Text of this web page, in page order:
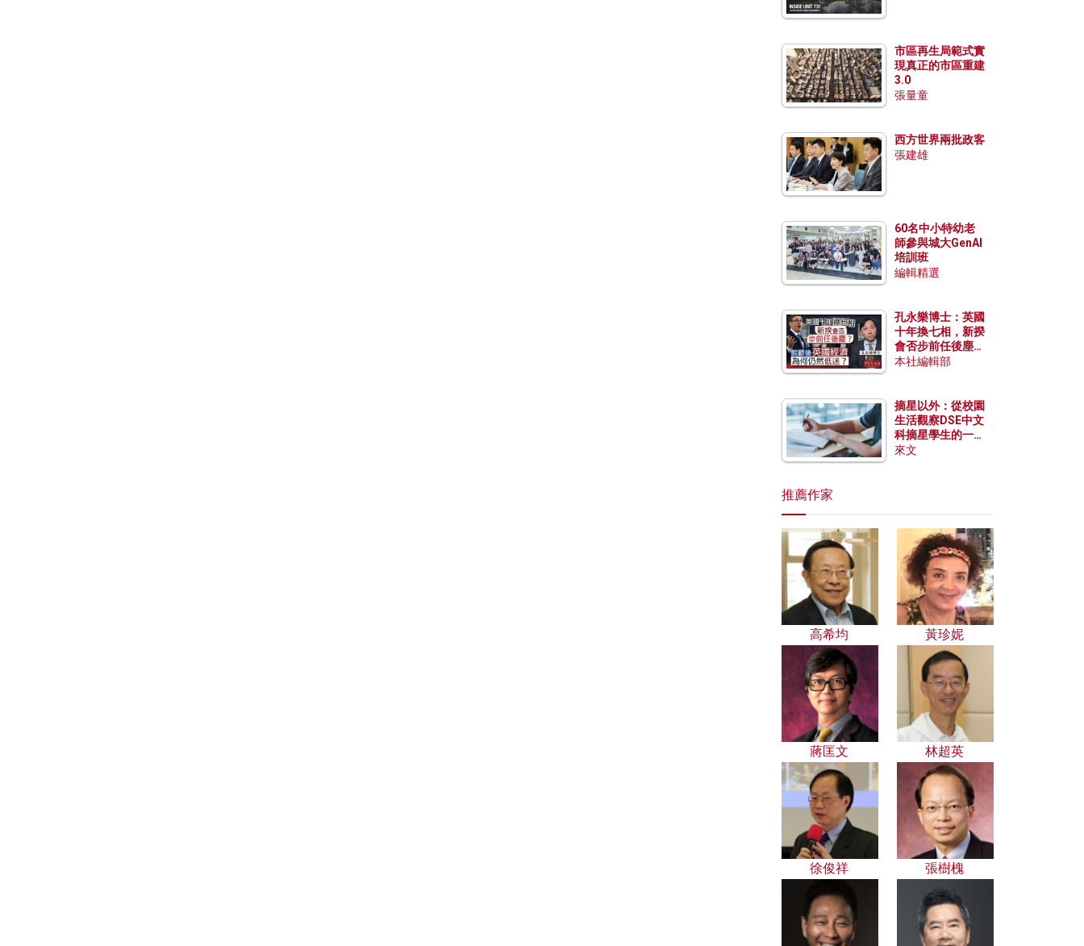
市區再生局範式實
現真正的市區重建
3.0
張量童
西方世界兩批政客
張建雄
60名中小特幼老
師參與城大GenAI
培訓班
編輯精選
孔永樂博士：英國
十年換七相，新揆
會否步前任後塵？
脫歐後英國經濟為
本社編輯部
摘星以外：從校園
生活觀察DSE中文
科摘星學生的一點
特質
來文
推薦作家
高希均 黃珍妮
蔣匡文 林超英
徐俊祥 張樹槐